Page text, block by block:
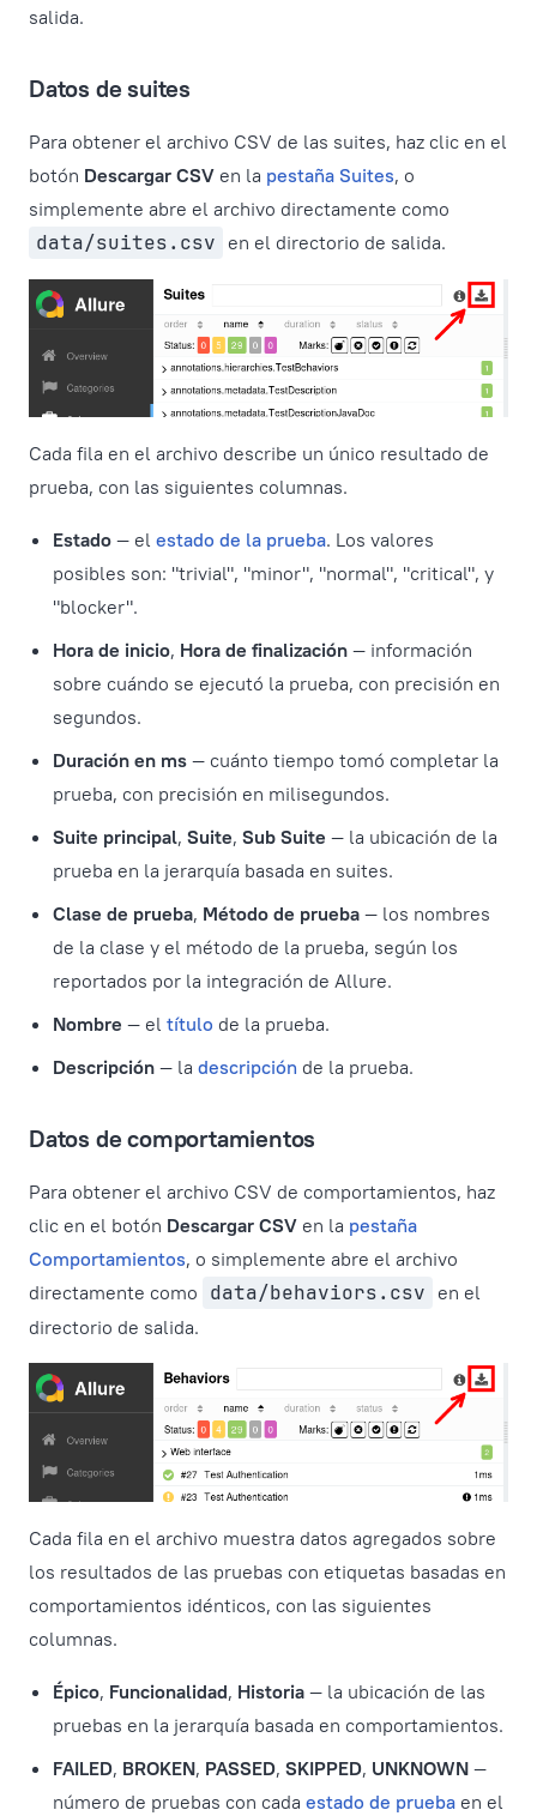
salida.
Datos de suites
Para obtener el archivo CSV de las suites, haz clic en el
botón Descargar CSV en la pestaña Suites, o
simplemente abre el archivo directamente como
data/suites.csv en el directorio de salida.
Cada fila en el archivo describe un único resultado de
prueba, con las siguientes columnas.
Estado — el estado de la prueba. Los valores
posibles son: "trivial", "minor", "normal", "critical", y
"blocker".
Hora de inicio, Hora de finalización — información
sobre cuándo se ejecutó la prueba, con precisión en
segundos.
Duración en ms — cuánto tiempo tomó completar la
prueba, con precisión en milisegundos.
Suite principal, Suite, Sub Suite — la ubicación de la
prueba en la jerarquía basada en suites.
Clase de prueba, Método de prueba — los nombres
de la clase y el método de la prueba, según los
reportados por la integración de Allure.
Nombre — el título de la prueba.
Descripción — la descripción de la prueba.
Datos de comportamientos
Para obtener el archivo CSV de comportamientos, haz
clic en el botón Descargar CSV en la pestaña
Comportamientos, o simplemente abre el archivo
directamente como data/behaviors.csv en el
directorio de salida.
Cada fila en el archivo muestra datos agregados sobre
los resultados de las pruebas con etiquetas basadas en
comportamientos idénticos, con las siguientes
columnas.
Épico, Funcionalidad, Historia — la ubicación de las
pruebas en la jerarquía basada en comportamientos.
FAILED, BROKEN, PASSED, SKIPPED, UNKNOWN —
número de pruebas con cada estado de prueba en el